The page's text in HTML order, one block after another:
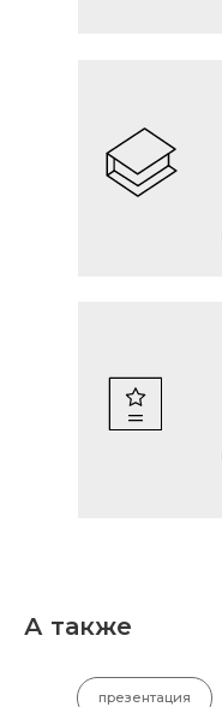
А также
презентация